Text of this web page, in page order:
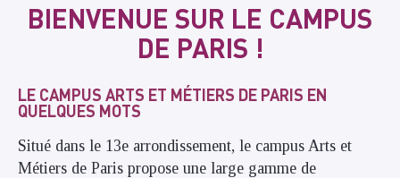
BIENVENUE SUR LE CAMPUS
DE PARIS !
LE CAMPUS ARTS ET MÉTIERS DE PARIS EN
QUELQUES MOTS
Situé dans le 13e arrondissement, le campus Arts et
Métiers de Paris propose une large gamme de